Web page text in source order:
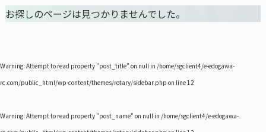
お探しのページは見つかりませんでした。
Warning: Attempt to read property "post_title" on null in /home/sgclient4/e-edogawa-
rc.com/public_html/wp-content/themes/rotary/sidebar.php on line12
Warning: Attempt to read property "post_name" on null in /home/sgclient4/e-edogawa-